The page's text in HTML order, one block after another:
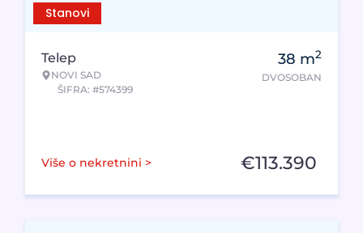
Stanovi
Telep
NOVI SAD
ŠIFRA: #574399
38 m2
DVOSOBAN
Više o nekretnini > €113.390